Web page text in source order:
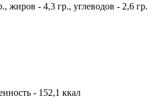
жиров - 4,3 гр., углеводов - 2,6 гр.
- 152,1 ккал